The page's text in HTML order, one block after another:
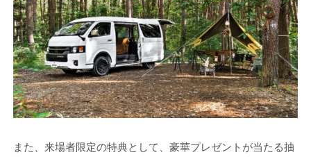
また、来場者限定の特典として、豪華プレゼントが当たる抽